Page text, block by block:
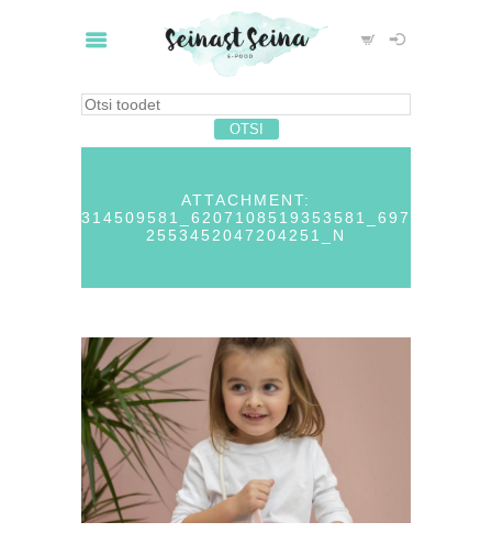
ATTACHMENT:
314509581_6207108519353581_697
2553452047204251_N